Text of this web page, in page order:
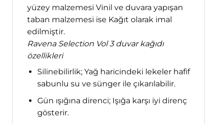
yüzey malzemesi Vinil ve duvara yapışan
taban malzemesi ise Kağıt olarak imal
edilmiştir.
Ravena Selection Vol 3 duvar kağıdı
özellikleri
Silinebilirlik; Yağ haricindeki lekeler hafif
sabunlu su ve sünger ile çıkarılabilir.
Gün ışığına direnci; Işığa karşı iyi direnç
gösterir.